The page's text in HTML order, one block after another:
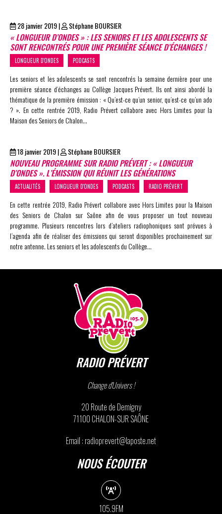
28 janvier 2019| Stéphane BOURSIER
« LONGUEUR D’ONDES » : LES SENIORS ET LES ADOLESCENTS SE
SONT RENCONTRÉS POUR UNE PREMIÈRE SÉANCE D’ÉCHANGES !
LONGUEUR D'ONDES PODCASTS
Les seniors et les adolescents se sont rencontrés la semaine dernière pour une
première séance d’échanges au Collège Jacques Prévert. Ils ont ainsi abordé la
thématique de la première émission : « Qu’est-ce qu’un senior, qu’est-ce qu’un ado
? ». En cette rentrée 2019, Radio Prévert collabore avec Hors Limites pour la
Maison des Seniors de Chalon…
18 janvier 2019| Stéphane BOURSIER
NOUVEAU PROGRAMME SUR RADIO PRÉVERT : « LONGUEUR
D’ONDES ». L’ÉMISSION QUI RÉUNIT LES GÉNÉRATIONS
ACTUALITÉS LONGUEUR D'ONDES PODCASTS RADIO PRÉVERT
En cette rentrée 2019, Radio Prévert collabore avec Hors Limites pour la Maison
des Seniors de Chalon sur Saône afin de vous proposer un tout nouveau
programme. Plusieurs rencontres lors d’ateliers radiophoniques sont prévues à
l’agenda afin de réaliser des émissions qui seront disponibles prochainement sur
notre antenne. Les seniors et les adolescents du Collège…
RADIO PRÉVERT
Change d'Univers !
20 Route de Demigny
71100 CHALON-SUR SAÔNE
Email : radioprevert@laposte.net
NOUS ÉCOUTER
105.9FM